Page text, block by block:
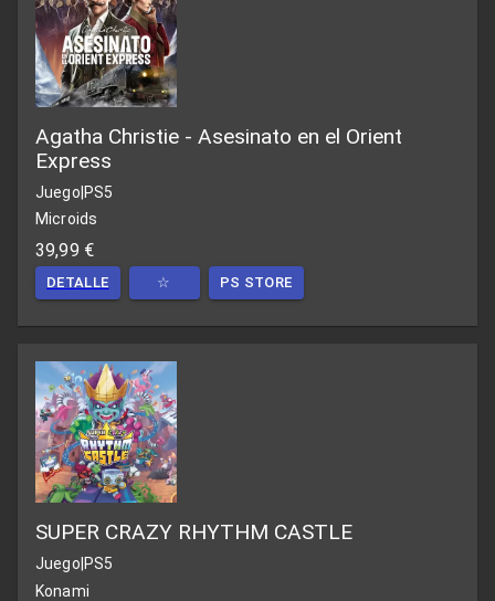
Agatha Christie - Asesinato en el Orient
Express
Juego|PS5
Microids
39,99 €
DETALLE ☆ PS STORE
SUPER CRAZY RHYTHM CASTLE
Juego PS5
Konami